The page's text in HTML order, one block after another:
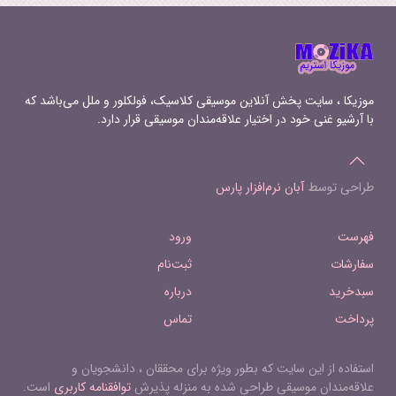
Dei (plain-chant) 11 Communio. Lux
موزیکا ، سایت پخش آنلاین موسیقی کلاسیک، فولکلور و ملل می‌باشد که
با آرشیو غنی خود در اختیار علاقه‌مندان موسیقی قرار دارد.
طراحی توسطآبان نرم‌افزار پارس
فهرست
سفارشات
سبدخرید
پرداخت
ورود
ثبت‌نام
درباره
تماس
استفاده از این سایت که بطور ویژه برای محققان ، دانشجویان و
علاقه‌مندان موسیقی طراحی شده به منزله پذیرشتوافقنامه کاربریاست.